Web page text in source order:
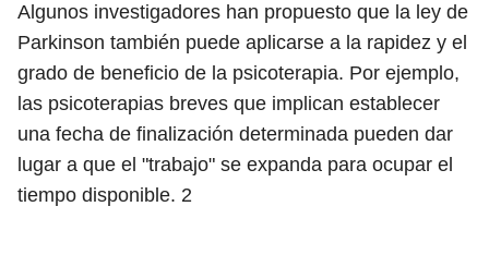
Algunos investigadores han propuesto que la ley de
Parkinson también puede aplicarse a la rapidez y el
grado de beneficio de la psicoterapia. Por ejemplo,
las psicoterapias breves que implican establecer
una fecha de finalización determinada pueden dar
lugar a que el "trabajo" se expanda para ocupar el
tiempo disponible. 2